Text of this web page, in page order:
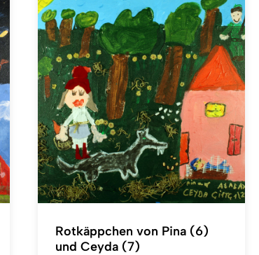
Rotkäppchen von Pina (6)
und Ceyda (7)